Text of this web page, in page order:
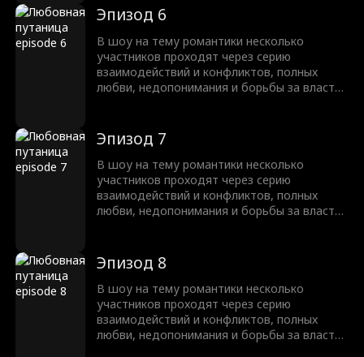
побеждает, когда они счастливо
оказываются вместе.
Эпизод 6
В шоу на тему романтики несколько
участников проходят через серию
взаимодействий и конфликтов, полных
любви, недопонимания и борьбы за власть.
побеждает, когда они счастливо
оказываются вместе.
Эпизод 7
В шоу на тему романтики несколько
участников проходят через серию
взаимодействий и конфликтов, полных
любви, недопонимания и борьбы за власть.
побеждает, когда они счастливо
оказываются вместе.
Эпизод 8
В шоу на тему романтики несколько
участников проходят через серию
взаимодействий и конфликтов, полных
любви, недопонимания и борьбы за власть.